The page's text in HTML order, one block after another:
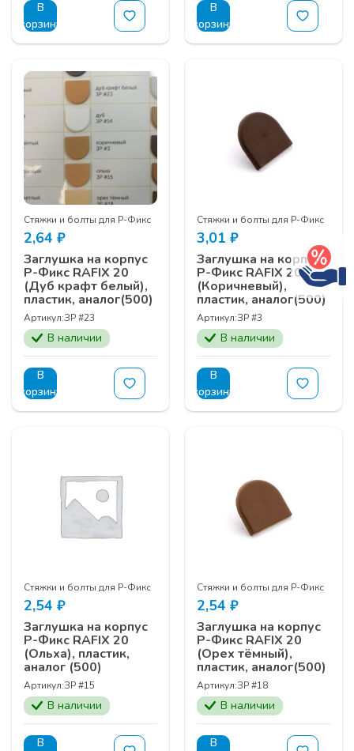
В
корзину
В
корзину
Стяжки и болты для Р-Фикс
2,64 ₽
Заглушка на корпус
Р-Фикс RAFIX 20
(Дуб крафт белый),
пластик, аналог(500)
Артикул:ЗР #23
В наличии
В
корзину
Стяжки и болты для Р-Фикс
3,01 ₽
Заглушка на корпус
Р-Фикс RAFIX 20
(Коричневый),
пластик, аналог(500)
Артикул:ЗР #3
В наличии
В
корзину
Стяжки и болты для Р-Фикс
2,54 ₽
Заглушка на корпус
Р-Фикс RAFIX 20
(Ольха), пластик,
аналог (500)
Артикул:ЗР #15
В наличии
В
Стяжки и болты для Р-Фикс
2,54 ₽
Заглушка на корпус
Р-Фикс RAFIX 20
(Орех тёмный),
пластик, аналог(500)
Артикул:ЗР #18
В наличии
В